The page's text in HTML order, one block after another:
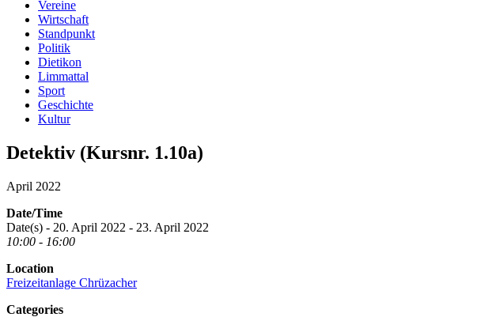
Vereine
Wirtschaft
Standpunkt
Politik
Dietikon
Limmattal
Sport
Geschichte
Kultur
Detektiv (Kursnr. 1.10a)
April 2022
Date/Time
Date(s) - 20. April 2022 - 23. April 2022
10:00 - 16:00
Location
Freizeitanlage Chrüzacher
Categories